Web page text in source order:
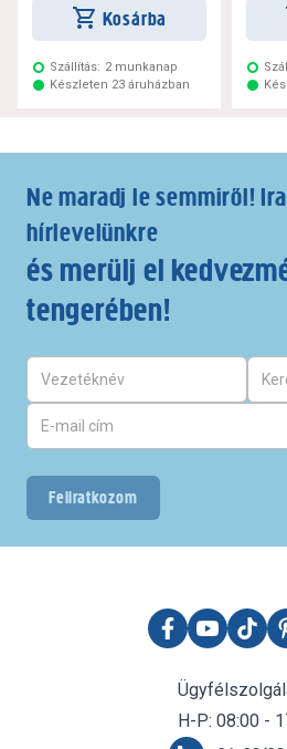
Kosárba
Szállítás: 2 munkanap
Készleten 23 áruházban
Ne maradj le semmiről!
hírlevelünkre
és merülj el
tengerében!
Feliratkozom
H-P: 08:00 -